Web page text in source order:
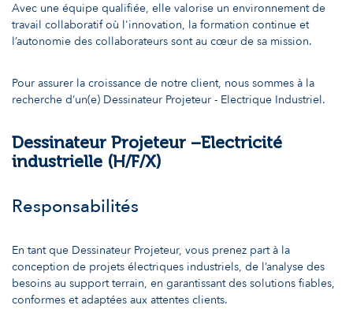
Avec une équipe qualifiée, elle valorise un environnement de
travail collaboratif où l'innovation, la formation continue et
l’autonomie des collaborateurs sont au cœur de sa mission.
Pour assurer la croissance de notre client, nous sommes à la
recherche d’un(e) Dessinateur Projeteur - Electrique Industriel.
Dessinateur Projeteur –Electricité
industrielle (H/F/X)
Responsabilités
En tant que Dessinateur Projeteur, vous prenez part à la
conception de projets électriques industriels, de l’analyse des
besoins au support terrain, en garantissant des solutions fiables,
conformes et adaptées aux attentes clients.